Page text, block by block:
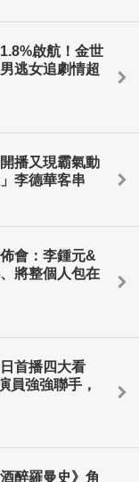
啟航！金世
逃女追劇情超
播又現霸氣動
李德華客串
會：李鍾元&
將整個人包在
首播四大看
員強強聯手，
醉羅曼史》角